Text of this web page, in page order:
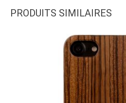
PRODUITS SIMILAIRES